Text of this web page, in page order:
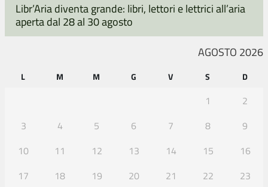
Libr’Aria diventa grande: libri, lettori e lettrici all’aria
aperta dal 28 al 30 agosto
AGOSTO 2026
L M M G V S D
1
2
3
4 5 6 7 8
9
10
11 12 13 14 15
16
17
18 19 20 21 22
23